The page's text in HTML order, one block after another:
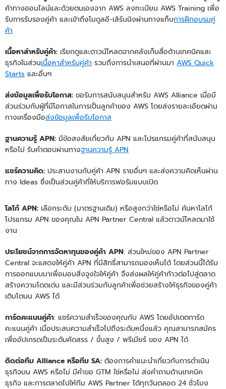
ค้าทางออนไลน์และด้วยตนเองจาก AWS ลงทะเบียน AWS Training เพื่อ
รับการรับรองคู่ค้า และเข้าถึงโมดูลอี-เลิร์นนิงผ่านทางแท็บการฝึกอบรมคู่
ค้า
เนื้อหาสำหรับคู่ค้า: เรียกดูและดาวน์โหลดจากคลังเก็บสื่อด้านเทคนิคและ
ธุรกิจในส่วนเนื้อหาสำหรับคู่ค้า รวมถึงการนำเสนอที่ผ่านมา AWS Quick
Starts และอื่นๆ
ส่งข้อมูลเพื่อรับโอกาส: ขอรับการสนับสนุนสำหรับ AWS Alliance เมื่อมี
ส่วนร่วมกับผู้ที่มีโอกาสในการเป็นลูกค้าของ AWS โดยส่งรายละเอียดผ่าน
ทางเครื่องมือส่งข้อมูลเพื่อรับโอกาส
ฐานความรู้ APN: มีข้อสงสัยเกี่ยวกับ APN และโปรแกรมคู่ค้าที่สนับสนุน
หรือไม่ รับคำตอบผ่านทางฐานความรู้ APN
แชร์ความคิด: ประสานงานกับคู่ค้า APN รายอื่นๆ และส่งความคิดเห็นผ่าน
ทาง Ideas ซึ่งเป็นส่วนคู่ค้าที่ให้บริการฟอรัมแบบเปิด
โลโก้ APN: เลือกระดับ (มาตรฐานเดิม) หรือสูงกว่าใช่หรือไม่ ค้นหาโลโก้
โปรแกรม APN ของคุณใน APN Partner Central แล้วดาวน์โหลดมาใช้
งาน
ประโยชน์จากการจัดหาทุนของคู่ค้า APN: ส่วนใหม่ของ APN Partner
Central จะแสดงให้คู่ค้า APN ที่มีสิทธิ์สามารถมองเห็นได้ โดยส่วนนี้ได้รับ
การออกแบบมาเพื่อมอบสิ่งจูงใจให้คู่ค้า จึงส่งผลให้คู่ค้าก้าวต่อไปสู่ตลาด
สร้างความโดดเด่น และมีส่วนร่วมกับลูกค้าเพื่อช่วยสร้างให้ธุรกิจของคู่ค้า
เติบโตบน AWS ได้
การ์ดคะแนนคู่ค้า: แชร์ความสำเร็จของคุณกับ AWS โดยอัปเดตการ์ด
คะแนนคู่ค้า เมื่อประสบความสำเร็จไปถึงระดับหนึ่งแล้ว คุณสามารถสมัคร
เพื่ออัปเกรดเป็นระดับคัดสรร / ขั้นสูง / พรีเมียร์ ของ APN ได้
ติดต่อทีม Alliance หรือทีม SA: ต้องการคำแนะนำเกี่ยวกับการดำเนิน
ธุรกิจบน AWS หรือไม่ มีคำขอ GTM ใช่หรือไม่ ส่งคำถามด้านเทคนิค
ธุรกิจ และการตลาดไปให้ทีม AWS Partner ได้ทุกวันตลอด 24 ชั่วโมง